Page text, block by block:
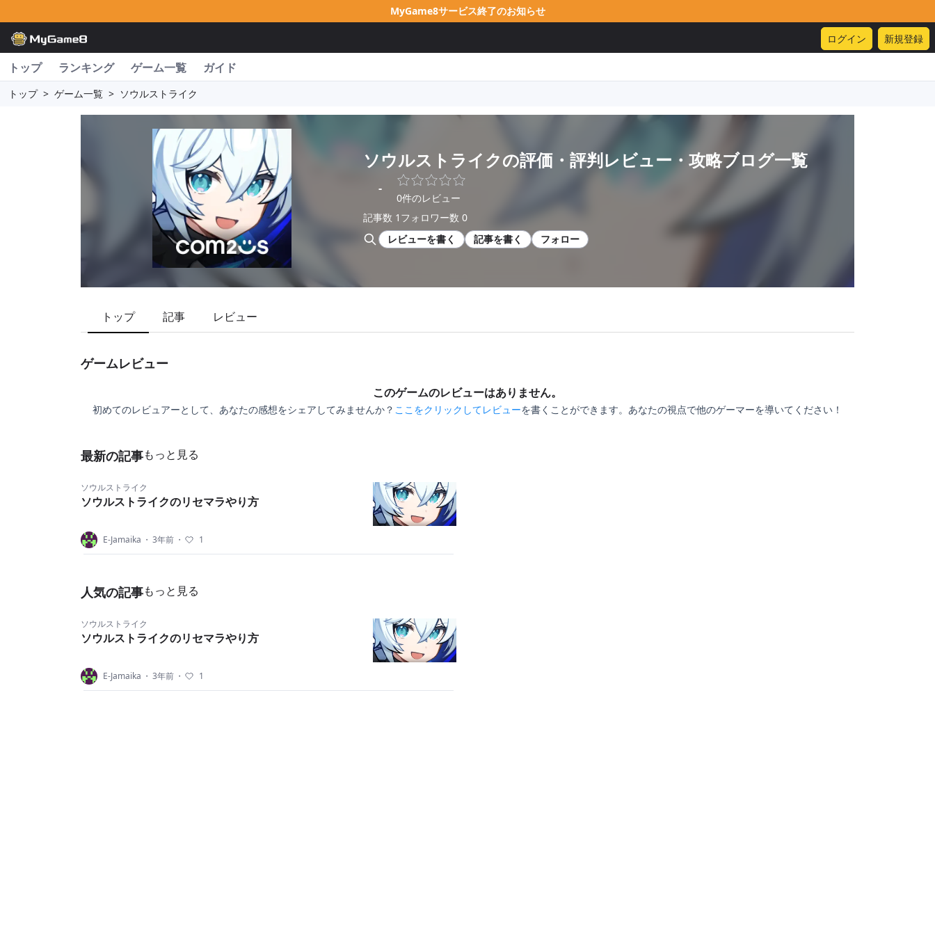
MyGame8サービス終了のお知らせ
ログイン 新規登録
トップ ランキング ゲーム一覧 ガイド
トップ > ゲーム一覧 > ソウルストライク
ソウルストライクの評価・評判レビュー・攻略ブログ一覧
-
0件のレビュー
記事数 1 フォロワー数 0
レビューを書く
記事を書く フォロー
トップ 記事 レビュー
ゲームレビュー
このゲームのレビューはありません。
初めてのレビュアーとして、あなたの感想をシェアしてみませんか？ ここをクリックしてレビューを書くことができます。あなたの視点で他のゲーマーを導いてください！
最新の記事もっと見る
ソウルストライク
ソウルストライクのリセマラやり方
E-Jamaika ・ 3年前 ・ 1
人気の記事もっと見る
ソウルストライク
ソウルストライクのリセマラやり方
E-Jamaika ・ 3年前 ・ 1